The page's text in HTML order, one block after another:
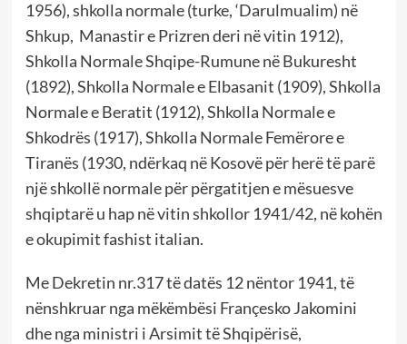
1956), shkolla normale (turke, ‘Darulmualim) në
Shkup, Manastir e Prizren deri në vitin 1912),
Shkolla Normale Shqipe-Rumune në Bukuresht
(1892), Shkolla Normale e Elbasanit (1909), Shkolla
Normale e Beratit (1912), Shkolla Normale e
Shkodrës (1917), Shkolla Normale Femërore e
Tiranës (1930, ndërkaq në Kosovë për herë të parë
një shkollë normale për përgatitjen e mësuesve
shqiptarë u hap në vitin shkollor 1941/42, në kohën
e okupimit fashist italian.
Me Dekretin nr.317 të datës 12 nëntor 1941, të
nënshkruar nga mëkëmbësi Françesko Jakomini
dhe nga ministri i Arsimit të Shqipërisë,